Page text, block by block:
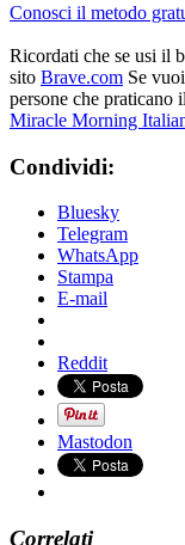
Conosci il metodo
Ricordati che se usi il
sito Brave.com Se
persone che
Miracle Morning
Condividi:
Bluesky
Telegram
WhatsApp
Stampa
E-mail
Reddit
Mastodon
Correlati